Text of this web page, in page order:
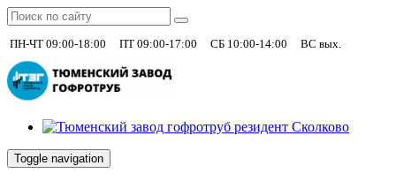
ПН-ЧТ 09:00-18:00 ПТ 09:00-17:00 СБ 10:00-14:00 ВС вых.
Toggle navigation